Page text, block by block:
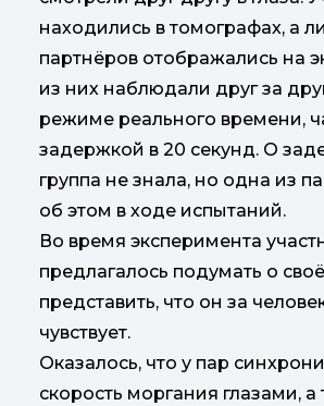
находились в томографах, а
партнёров отображались на
из них наблюдали друг за
режиме реального времени,
задержкой в 20 секунд. О
группа не знала, но одна из
об этом в ходе испытаний.
Во время эксперимента
предлагалось подумать о
представить, что он за
чувствует.
Оказалось, что у пар
скорость моргания глазами, а